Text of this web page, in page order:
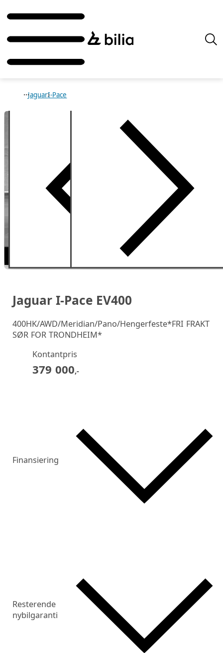
JaguarI-Pace
Jaguar I-Pace EV400
400HK/AWD/Meridian/Pano/Hengerfeste*FRI FRAKT
SØR FOR TRONDHEIM*
Kontantpris
379 000,-
Finansiering
Resterende
nybilgaranti